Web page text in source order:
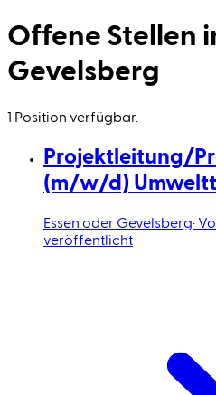
Offene Stellen
Gevelsberg
1 Position verfügbar.
Projektleitung/
(m/w/d)
Essen oder Gevelsberg·
veröffentlicht